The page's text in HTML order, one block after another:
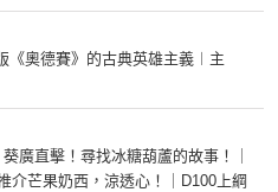
《奧德賽》的古典英雄主義︱主
廣直擊！尋找冰糖葫蘆的故事！｜
介芒果奶西，涼透心！｜D100上綱